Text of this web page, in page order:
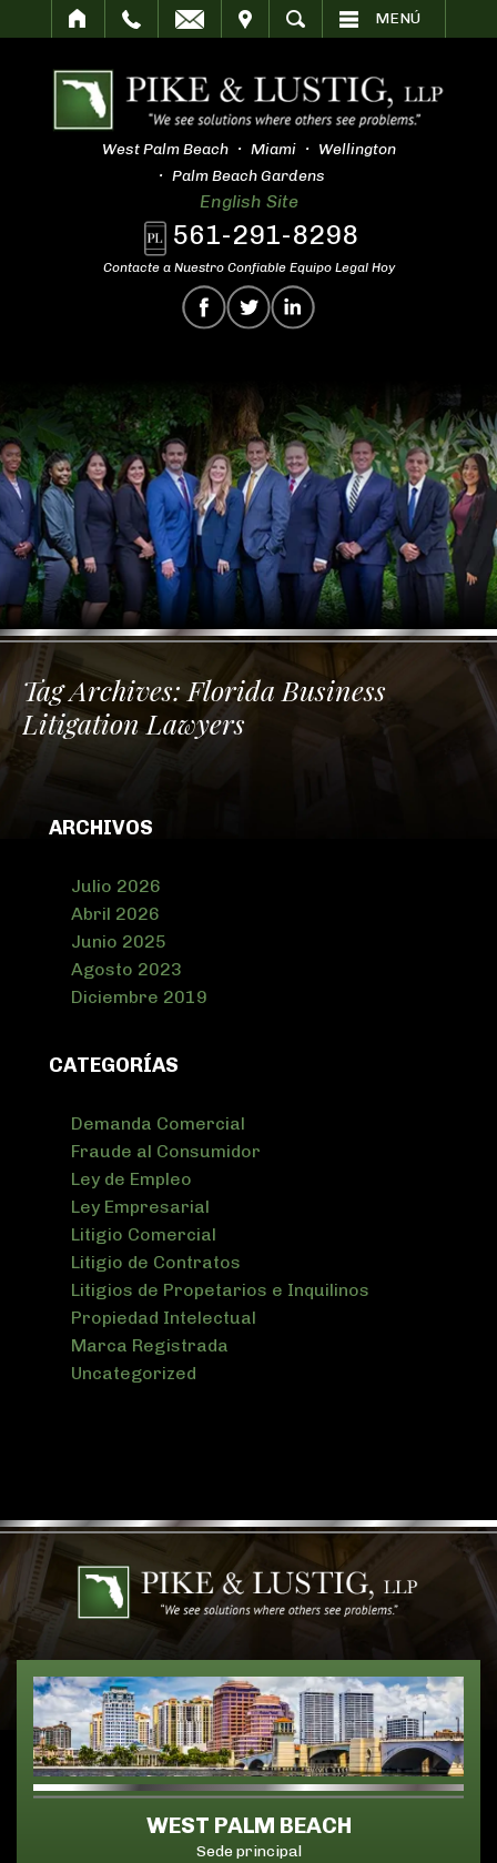
BUSCAR MENÚ
West Palm Beach Miami
Wellington
Palm Beach Gardens
English Site
561-291-8298
Contacte a Nuestro Confiable Equipo Legal Hoy
Tag Archives: Florida Business
Litigation Lawyers
ARCHIVOS
Julio 2026
Abril 2026
Junio 2025
Agosto 2023
Diciembre 2019
CATEGORÍAS
Demanda Comercial
Fraude al Consumidor
Ley de Empleo
Ley Empresarial
Litigio Comercial
Litigio de Contratos
Litigios de Propetarios e Inquilinos
Propiedad Intelectual
Marca Registrada
Uncategorized
WEST PALM BEACH
Sede principal